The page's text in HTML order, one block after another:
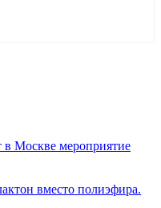
в Москве мероприятие
вместо полиэфира.